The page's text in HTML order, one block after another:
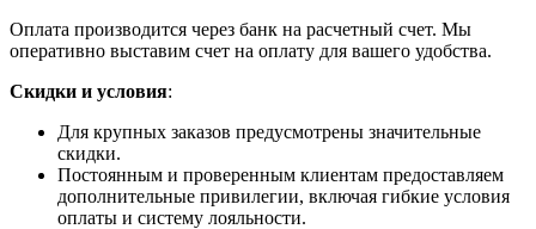
Оплата производится через банк на расчетный счет. Мы
оперативно выставим счет на оплату для вашего удобства.
Скидки и условия:
Для крупных заказов предусмотрены значительные
скидки.
Постоянным и проверенным клиентам предоставляем
дополнительные привилегии, включая гибкие условия
оплаты и систему лояльности.